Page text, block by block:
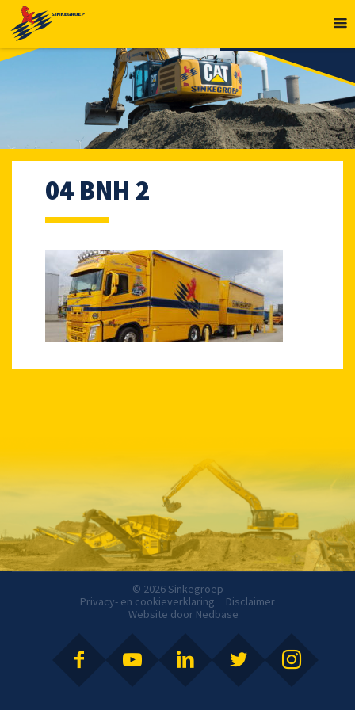
04 BNH 2
© 2026 Sinkegroep
Privacy- en cookieverklaring
Disclaimer
Website door Nedbase